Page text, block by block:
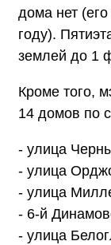
дома нет
году).
землей до 1
Кроме того,
14 домов по
- улица
- улица
- улица
- 6-й
- улица